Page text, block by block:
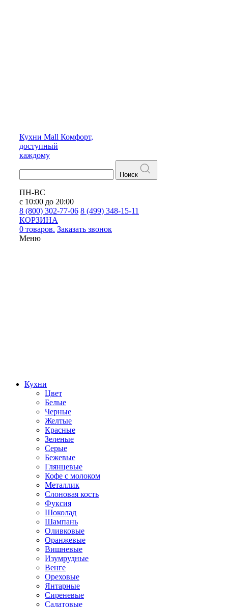
Кухни Mall Комфорт,
доступный
каждому
Поиск
ПН-ВС
с 10:00 до 20:00
8 (800) 302-77-06 8 (499) 348-15-11
КОРЗИНА
0 товаров. Заказать звонок
Меню
Кухни
Цвет
Белые
Черные
Желтые
Красные
Зеленые
Серые
Бежевые
Глянцевые
Кофе с молоком
Металлик
Слоновая кость
Фуксия
Шоколад
Шампань
Оливковые
Оранжевые
Вишневые
Изумрудные
Венге
Ореховые
Янтарные
Сиреневые
Салатовые